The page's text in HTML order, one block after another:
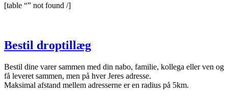
[table “” not found /]
Bestil droptillæg
Bestil dine varer sammen med din nabo, familie, kollega eller ven og
få leveret sammen, men på hver Jeres adresse.
Maksimal afstand mellem adresserne er en radius på 5km.